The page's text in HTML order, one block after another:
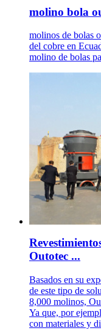
molino bola
molinos de bolas
del cobre en
molino de bolas
Outotec ...
Basados en su
de este tipo de
8,000 molinos,
Ya que, por
con materiales y